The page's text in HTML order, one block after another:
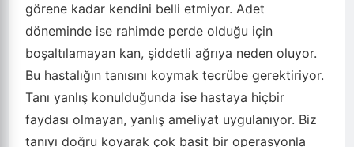
görene kadar kendini belli etmiyor. Adet
döneminde ise rahimde perde olduğu için
boşaltılamayan kan, şiddetli ağrıya neden oluyor.
Bu hastalığın tanısını koymak tecrübe gerektiriyor.
Tanı yanlış konulduğunda ise hastaya hiçbir
faydası olmayan, yanlış ameliyat uygulanıyor. Biz
tanıyı doğru koyarak çok basit bir operasyonla